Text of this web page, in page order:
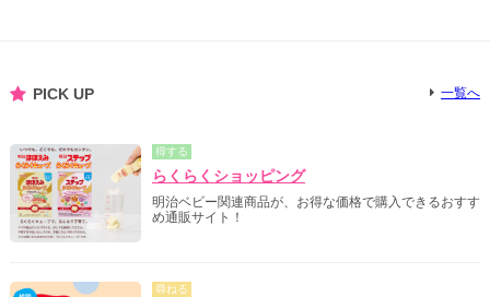
PICK UP 一覧へ
得する
らくらくショッピング
明治ベビー関連商品が、お得な価格で購入できるおすす
め通販サイト！
尋ねる